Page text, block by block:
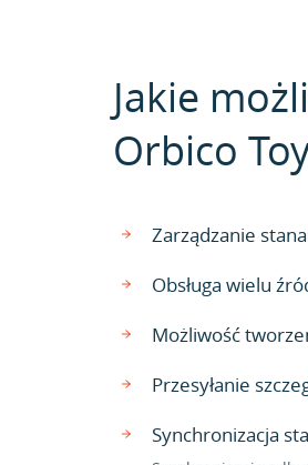
Jakie
Orbico
Zarządzanie
Obsługa wielu
Możliwość
Przesyłanie
Synchronizacja